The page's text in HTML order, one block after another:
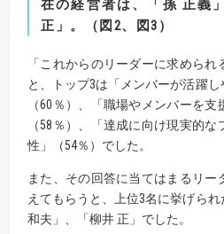
在の経営者は、「孫 正義
正」。（図 2、図3 ）
「これからのリーダーに求めら
と、トップ3は「メンバーが活躍し
（60％）、「職場やメンバーを支
（58％）、「達成に向け現実的
性」（54％）でした。
また、その回答に当てはまるリー
えてもらうと、上位3名に挙げら
和夫」、「柳井 正」でした。